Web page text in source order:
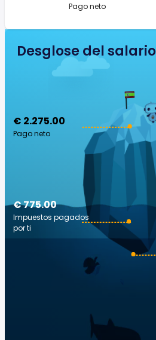
Pago neto
Desglose del salario
€ 2.275.00
Pago neto
€ 775.00
Impuestos pagados
por ti